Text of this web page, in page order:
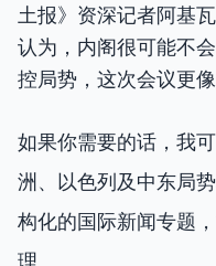
土报》资深记者阿基
认为，内阁很可能不
控局势，这次会议更像
如果你需要的话，我
洲、以色列及中东局
构化的国际新闻专题